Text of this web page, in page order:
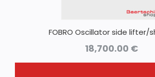
FOBRO Oscillator side lifter/
18,700.00 €